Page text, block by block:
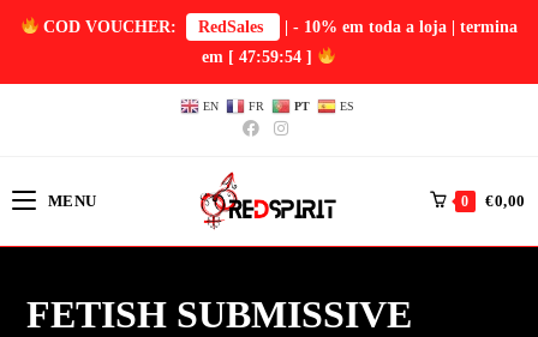
COD VOUCHER: RedSales
| - 10% em toda a loja | termina
em [ 47:59:54 ]
EN FR PT ES
MENU 0 €0,00
FETISH SUBMISSIVE